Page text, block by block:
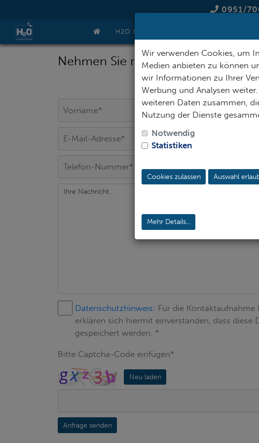
0951/
H2O REISEN
Nehmen Sie mit uns Kontakt auf:
Datenschutzhinweis: Für die
erklären sich hiermit einverstanden, dass
gespeichert werden. *
Bitte Captcha-Code einfügen*
Neu laden
Anfrage senden
Wir verwenden Cookies, um
Medien anbieten zu können
wir Informationen zu Ihrer
Werbung und Analysen
weiteren Daten zusammen,
Nutzung der Dienste
Notwendig
Statistiken
Cookies zulassen Auswahl
Mehr Details...